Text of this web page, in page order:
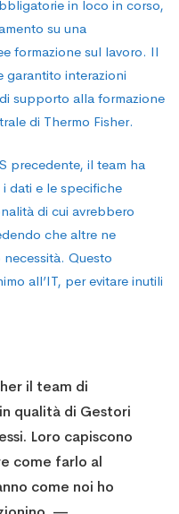
in loco in corso,
su una
formazione sul lavoro. Il
garantito interazioni
supporto alla formazione
di Thermo Fisher.
precedente, il team ha
dati e le specifiche
di cui avrebbero
che altre ne
Questo
all’IT, per evitare inutili
il team di
qualità di Gestori
Loro capiscono
come farlo al
come noi ho